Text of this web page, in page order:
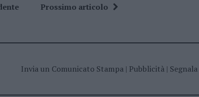
Prossimo articolo
Invia un Comunicato Stampa| Pubblicità| Segnala